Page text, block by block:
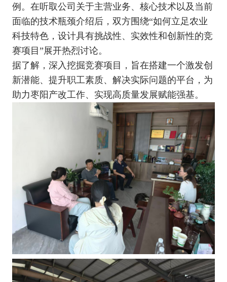
例。在听取公司关于主营业务、核心技术以及当前
面临的技术瓶颈介绍后，双方围绕“如何立足农业
科技特色，设计具有挑战性、实效性和创新性的竞
赛项目”展开热烈讨论。
据了解，深入挖掘竞赛项目，旨在搭建一个激发创
新潜能、提升职工素质、解决实际问题的平台，为
助力枣阳产改工作、实现高质量发展赋能强基。